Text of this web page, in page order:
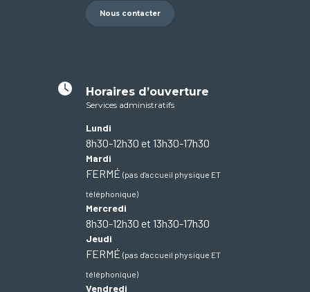
Nous contacter
Horaires d’ouverture
Services administratifs
Lundi
8h30-12h30 et 13h30-17h30
Mardi
FERMÉ (pas d'accueil physique ET
téléphonique)
Mercredi
8h30-12h30 et 13h30-17h30
Jeudi
FERMÉ (pas d'accueil physique ET
téléphonique)
Vendredi